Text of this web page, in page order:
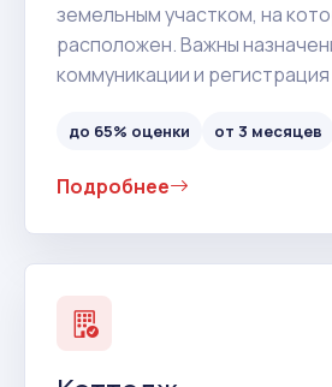
земельным участком, на
расположен. Важны
коммуникации и
до 65% оценки от 3 месяцев
Подробнее